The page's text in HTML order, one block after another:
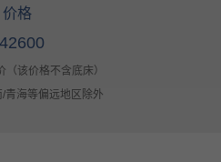
价格
（该价格不含底床）
青海等偏远地区除外